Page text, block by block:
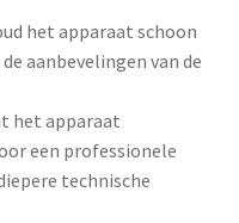
het apparaat schoon
aanbevelingen van de
het apparaat
een professionele
technische